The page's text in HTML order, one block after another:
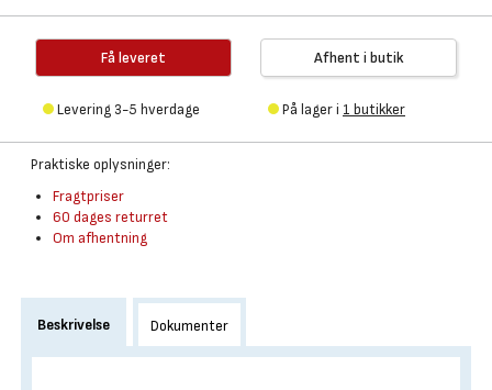
Få leveret
Levering 3-5 hverdage
Afhent i butik
På lager i 1 butikker
Praktiske oplysninger:
Fragtpriser
60 dages returret
Om afhentning
Beskrivelse Dokumenter